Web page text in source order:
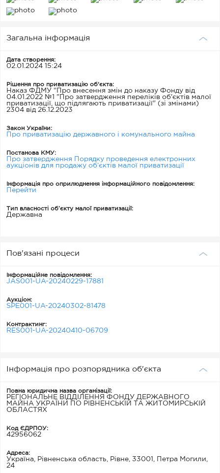
Загальна інформація
Дата створення:
02.01.2024 15:24
Рішення про приватизацію об'єкта:
Наказ ФДМУ "Про внесення змін до наказу Фонду від
04.01.2022 №1 "Про затвердження переліків об'єктів малої
приватизації, що підлягають приватизації" (зі змінами)
2304 від 26.12.2023
Закон України:
Про приватизацію державного і комунального майна
Постанова КМУ:
Про затвердження Порядку проведення електронних
аукціонів для продажу об’єктів малої приватизації
Інформація про оприлюднення інформаційного повідомлення:
Перейти
Тип власності об’єкту малої приватизації:
Державна
Пов'язані процеси
Інформаційне повідомлення:
JAS001-UA-20240229-17881
Аукціон:
SPE001-UA-20240302-81478
Контрактинг:
RES001-UA-20240410-06709
Інформація про розпорядника об'єкта
Повна юридична назва організації:
РЕГІОНАЛЬНЕ ВІДДІЛЕННЯ ФОНДУ ДЕРЖАВНОГО
МАЙНА УКРАЇНИ ПО РІВНЕНСЬКІЙ ТА ЖИТОМИРСЬКІЙ
ОБЛАСТЯХ
Код ЄДРПОУ:
42956062
Адреса:
Україна, Рівненська область, Рівне, 33001, Петра Могили,
24